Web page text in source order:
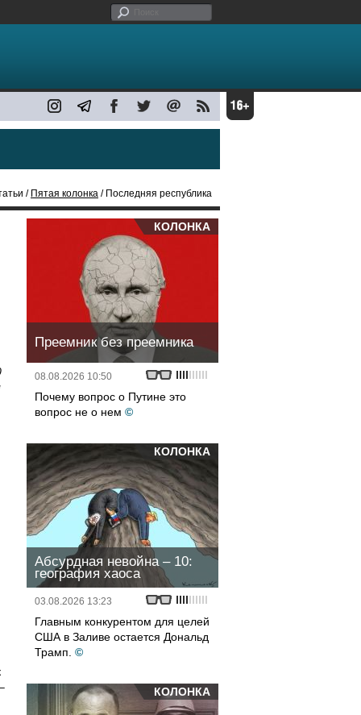
/ Пятая колонка / Последняя республика
КОЛОНКА
Преемник без преемника
08.08.2026 10:50
Почему вопрос о Путине это
вопрос не о нем ©
КОЛОНКА
Абсурдная невойна – 10:
география хаоса
03.08.2026 13:23
Главным конкурентом для целей
США в Заливе остается Дональд
Трамп. ©
КОЛОНКА